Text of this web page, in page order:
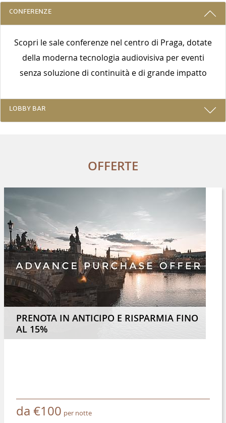
3 RAGIONI PER PRENOTARE CON NOI
CONFERENZE
Scopri le sale conferenze nel centro di Praga, dotate
della moderna tecnologia audiovisiva per eventi
senza soluzione di continuità e di grande impatto
LOBBY BAR
OFFERTE
PRENOTA IN ANTICIPO E RISPARMIA FINO
AL 15%
da €100 per notte